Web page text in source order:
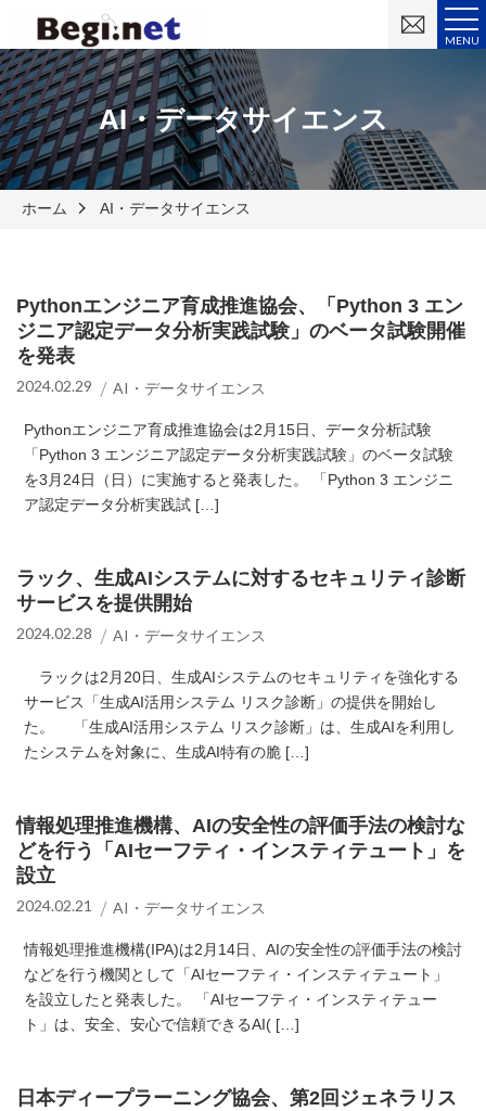
MENU
い
AI・データサイエンス
ホーム AI・データサイエンス
Pythonエンジニア育成推進協会、「Python 3 エン
ジニア認定データ分析実践試験」のベータ試験開催
を発表
2024.02.29 AI・データサイエンス
Pythonエンジニア育成推進協会は2月15日、データ分析試験
「Python 3 エンジニア認定データ分析実践試験」のベータ試験
を3月24日（日）に実施すると発表した。 「Python 3 エンジニ
ア認定データ分析実践試 […]
ラック、生成AIシステムに対するセキュリティ診断
サービスを提供開始
2024.02.28 AI・データサイエンス
ラックは2月20日、生成AIシステムのセキュリティを強化する
サービス「生成AI活用システム リスク診断」の提供を開始し
た。 「生成AI活用システム リスク診断」は、生成AIを利用し
たシステムを対象に、生成AI特有の脆 […]
情報処理推進機構、AIの安全性の評価手法の検討な
どを行う「AIセーフティ・インスティテュート」を
設立
2024.02.21 AI・データサイエンス
情報処理推進機構(IPA)は2月14日、AIの安全性の評価手法の検討
などを行う機関として「AIセーフティ・インスティテュート」
を設立したと発表した。 「AIセーフティ・インスティテュー
ト」は、安全、安心で信頼できるAI( […]
日本ディープラーニング協会、第2回ジェネラリス